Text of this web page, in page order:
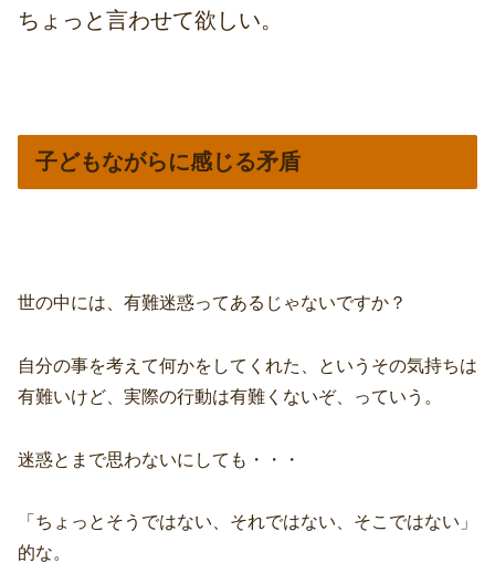
ちょっと言わせて欲しい。
子どもながらに感じる矛盾
世の中には、有難迷惑ってあるじゃないですか？
自分の事を考えて何かをしてくれた、というその気持ちは
有難いけど、実際の行動は有難くないぞ、っていう。
迷惑とまで思わないにしても・・・
「ちょっとそうではない、それではない、そこではない」
的な。